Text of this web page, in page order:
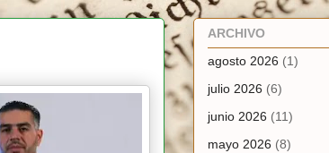
ARCHIVO
agosto 2026 (1)
julio 2026 (6)
junio 2026 (11)
mayo 2026 (8)